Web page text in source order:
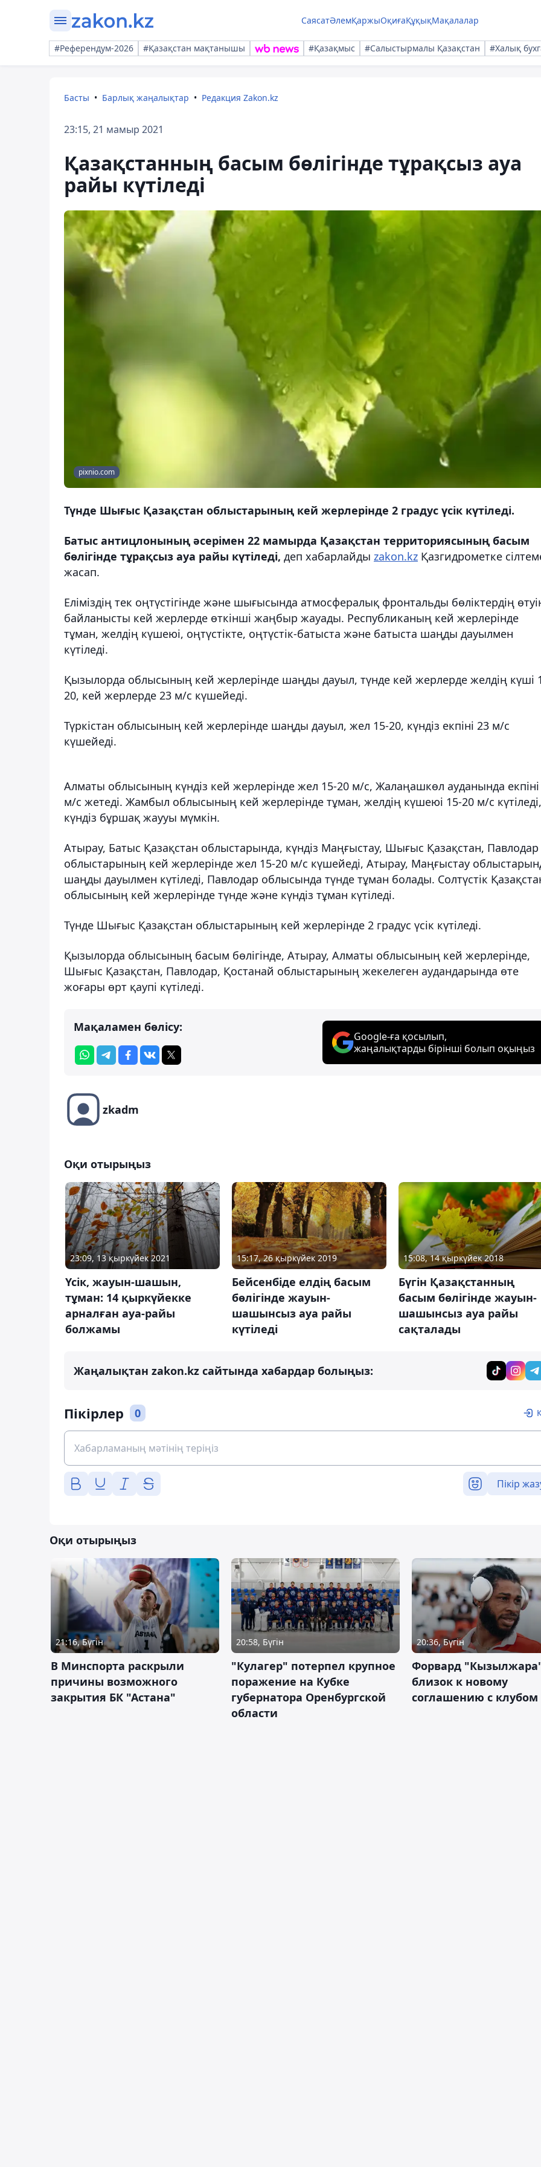
СаясатӘлемҚаржыОқиғаҚұқықМақалалар
#Референдум-2026 #Қазақстан мақтанышы #Қазақмыс #Салыстырмалы Қазақстан #Халық
Басты Барлық жаңалықтар Редакция Zakon.kz
23:15, 21 мамыр 2021
Қазақстанның басым бөлігінде тұрақсыз ауа
райы күтіледі
pixnio.com
Түнде Шығыс Қазақстан облыстарының кей жерлерінде 2 градус үсік күтіледі.
Батыс антицлонының әсерімен 22 мамырда Қазақстан территориясының басым
бөлігінде тұрақсыз ауа райы күтіледі, деп хабарлайды zakon.kz Қазгидрометке
жасап.
Еліміздің тек оңтүстігінде және шығысында атмосфералық фронтальды бөліктердің
байланысты кей жерлерде өткінші жаңбыр жауады. Республиканың кей жерлерінде
тұман, желдің күшеюі, оңтүстікте, оңтүстік-батыста және батыста шаңды дауылмен
күтіледі.
Қызылорда облысының кей жерлерінде шаңды дауыл, түнде кей жерлерде желдің күші
20, кей жерлерде 23 м/с күшейеді.
Түркістан облысының кей жерлерінде шаңды дауыл, жел 15-20, күндіз екпіні 23 м/с
күшейеді.
Алматы облысының күндіз кей жерлерінде жел 15-20 м/с, Жалаңашкөл ауданында
м/с жетеді. Жамбыл облысының кей жерлерінде тұман, желдің күшеюі 15-20 м/с күтіледі,
күндіз бұршақ жаууы мүмкін.
Атырау, Батыс Қазақстан облыстарында, күндіз Маңғыстау, Шығыс Қазақстан, Павлодар
облыстарының кей жерлерінде жел 15-20 м/с күшейеді, Атырау, Маңғыстау
шаңды дауылмен күтіледі, Павлодар облысында түнде тұман болады. Солтүстік
облысының кей жерлерінде түнде және күндіз тұман күтіледі.
Түнде Шығыс Қазақстан облыстарының кей жерлерінде 2 градус үсік күтіледі.
Қызылорда облысының басым бөлігінде, Атырау, Алматы облысының кей жерлерінде,
Шығыс Қазақстан, Павлодар, Қостанай облыстарының жекелеген аудандарында өте
жоғары өрт қаупі күтіледі.
Мақаламен бөлісу:
Google-ға қосылып,
жаңалықтарды бірінші болып оқыңыз
zkadm
Оқи отырыңыз
23:09, 13 қыркүйек 2021
Үсік, жауын-шашын,
тұман: 14 қыркүйекке
арналған ауа-райы
болжамы
15:17, 26 қыркүйек 2019
Бейсенбіде елдің басым
бөлігінде жауын-
шашынсыз ауа райы
күтіледі
15:08, 14 қыркүйек 2018
Бүгін Қазақстанның
басым бөлігінде жауын-
шашынсыз ауа райы
сақталады
Жаңалықтан zakon.kz сайтында хабардар болыңыз:
Пікірлер 0
Пікір
Оқи отырыңыз
21:16, Бүгін
В Минспорта раскрыли
причины возможного
закрытия БК "Астана"
20:58, Бүгін
"Кулагер" потерпел крупное
поражение на Кубке
губернатора Оренбургской
области
20:36, Бүгін
Форвард
близок к новому
соглашению с клубом